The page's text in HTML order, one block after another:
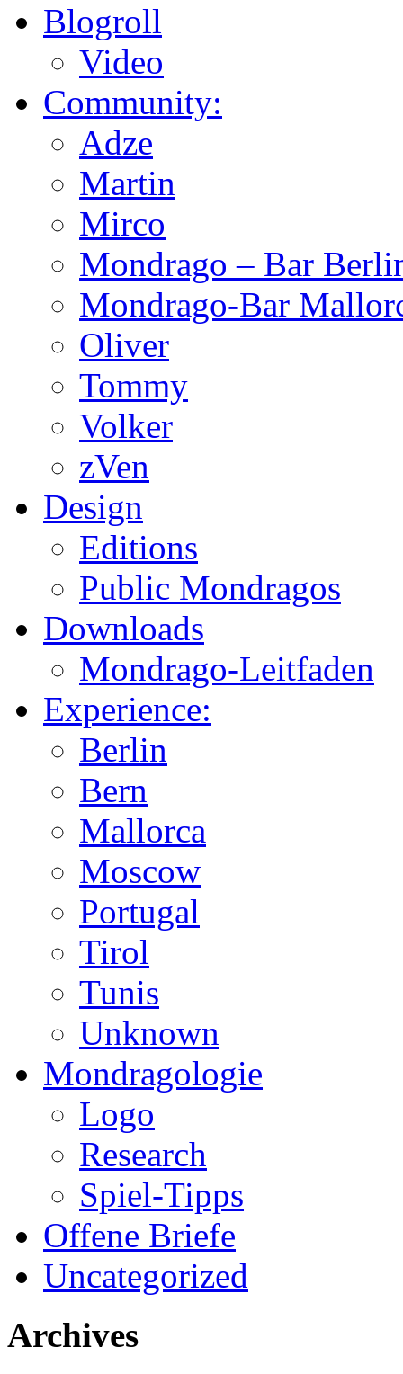
Blogroll
Video
Community:
Adze
Martin
Mirco
Mondrago – Bar
Mondrago-Bar
Oliver
Tommy
Volker
zVen
Design
Editions
Public Mondragos
Downloads
Mondrago-Leitfaden
Experience:
Berlin
Bern
Mallorca
Moscow
Portugal
Tirol
Tunis
Unknown
Mondragologie
Logo
Research
Spiel-Tipps
Offene Briefe
Uncategorized
Archives